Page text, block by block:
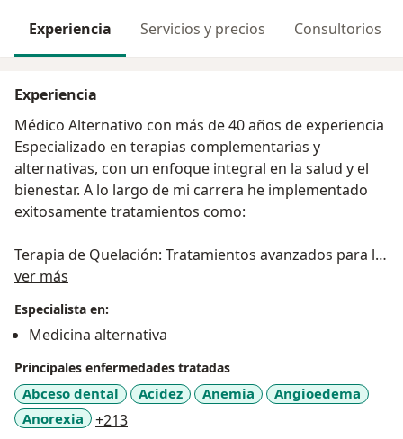
Experiencia Servicios y precios Consultorios
Experiencia
Médico Alternativo con más de 40 años de experiencia
Especializado en terapias complementarias y
alternativas, con un enfoque integral en la salud y el
bienestar. A lo largo de mi carrera he implementado
exitosamente tratamientos como:
Terapia de Quelación: Tratamientos avanzados para la
desintoxicación del organismo, mejorando la
pesados.
Terapia Neural: Aplicación de técnicas para aliviar el
dolor crónico y restaurar el equilibrio del sistema
nervioso.
Tratamiento de Úlceras Varicosas y Problemas
Circulatorios: Manejo y tratamiento de afecciones
ver más
Especialista en:
Medicina alternativa
Principales enfermedades tratadas
Abceso dental Acidez Anemia
Angioedema
Anorexia
+213a11y_sr_more_diseases